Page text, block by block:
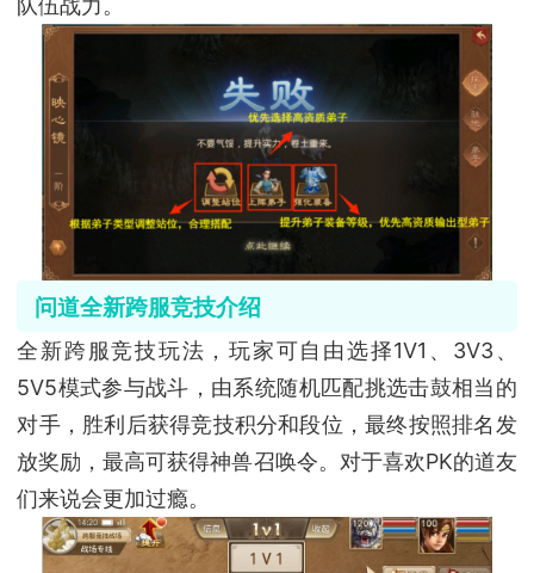
队伍战力。
问道全新跨服竞技介绍
全新跨服竞技玩法，玩家可自由选择1V1、3V3、
5V5模式参与战斗，由系统随机匹配挑选击鼓相当的
对手，胜利后获得竞技积分和段位，最终按照排名发
放奖励，最高可获得神兽召唤令。对于喜欢PK的道友
们来说会更加过瘾。